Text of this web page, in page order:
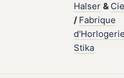
Halser &
/ Fabrique
Stika